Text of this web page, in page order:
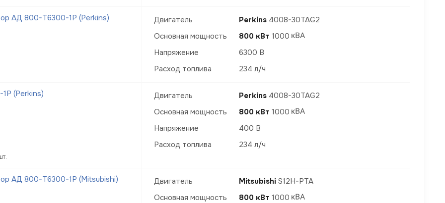
АД 800-Т6300-1Р (Perkins)
Двигатель Perkins 4008-30TAG2
Основная мощность
800 кВт 1000
Напряжение
6300 В
Расход топлива
234 л/ч
(Perkins)
Двигатель Perkins 4008-30TAG2
Основная мощность
800 кВт 1000
Напряжение
400 В
Расход топлива
234 л/ч
АД 800-Т6300-1Р (Mitsubishi)
Двигатель Mitsubishi S12H-PTA
Основная мощность
800 кВт 1000